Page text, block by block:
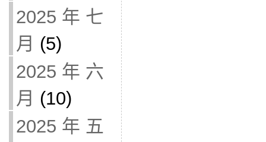
2025 年 七
月 (5)
2025 年 六
月 (10)
2025 年 五